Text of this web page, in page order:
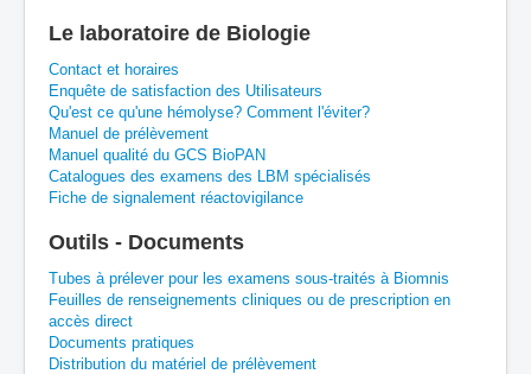
Prélèvement génital - femme
H I J K L M N O P
Q R
Le laboratoire de Biologie
Contact et horaires
Enquête de satisfaction des Utilisateurs
Qu'est ce qu'une hémolyse? Comment l'éviter?
Manuel de prélèvement
Manuel qualité du GCS BioPAN
Catalogues des examens des LBM spécialisés
Fiche de signalement réactovigilance
Outils - Documents
Tubes à prélever pour les examens sous-traités à Biomnis
Feuilles de renseignements cliniques ou de prescription en
accès direct
Documents pratiques
Distribution du matériel de prélèvement